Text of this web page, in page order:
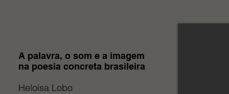
A palavra, o som e a imagem
na poesia concreta brasileira
Heloísa Lobo